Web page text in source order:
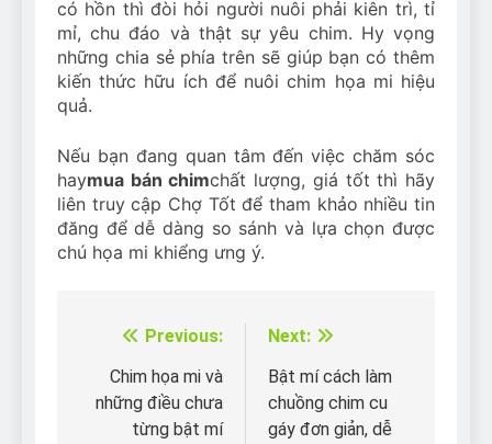
có hồn thì đòi hỏi người nuôi phải kiên trì, tỉ
mỉ, chu đáo và thật sự yêu chim. Hy vọng
những chia sẻ phía trên sẽ giúp bạn có thêm
kiến thức hữu ích để nuôi chim họa mi hiệu
quả.
Nếu bạn đang quan tâm đến việc chăm sóc
haymua bán chimchất lượng, giá tốt thì hãy
liên truy cập Chợ Tốt để tham khảo nhiều tin
đăng để dễ dàng so sánh và lựa chọn được
chú họa mi khiểng ưng ý.
Điều
hướng
Previous:
Chim họa mi và
những điều chưa
từng bật mí
Next:
Bật mí cách làm
chuồng chim cu
gáy đơn giản, dễ